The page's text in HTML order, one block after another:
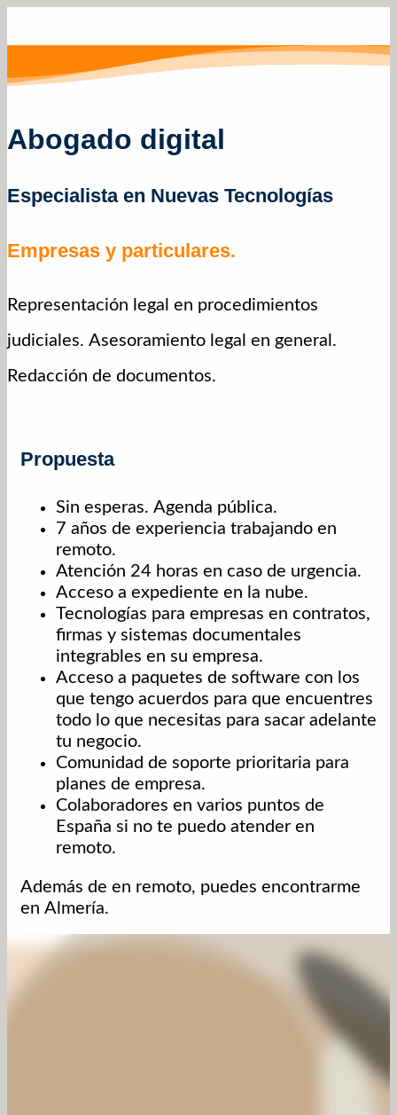
Abogado digital
Especialista en Nuevas Tecnologías
Empresas y particulares.
Representación legal en procedimientos
judiciales. Asesoramiento legal en general.
Redacción de documentos.
Propuesta
Sin esperas. Agenda pública.
7 años de experiencia trabajando en
remoto.
Atención 24 horas en caso de urgencia.
Acceso a expediente en la nube.
Tecnologías para empresas en contratos,
firmas y sistemas documentales
integrables en su empresa.
Acceso a paquetes de software con los
que tengo acuerdos para que encuentres
todo lo que necesitas para sacar adelante
tu negocio.
Comunidad de soporte prioritaria para
planes de empresa.
Colaboradores en varios puntos de
España si no te puedo atender en
remoto.
Además de en remoto, puedes encontrarme
en Almería.